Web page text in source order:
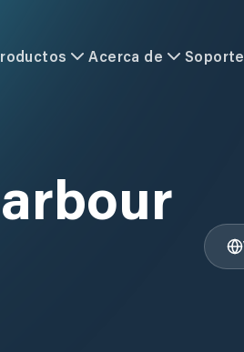
Acerca de Soporte